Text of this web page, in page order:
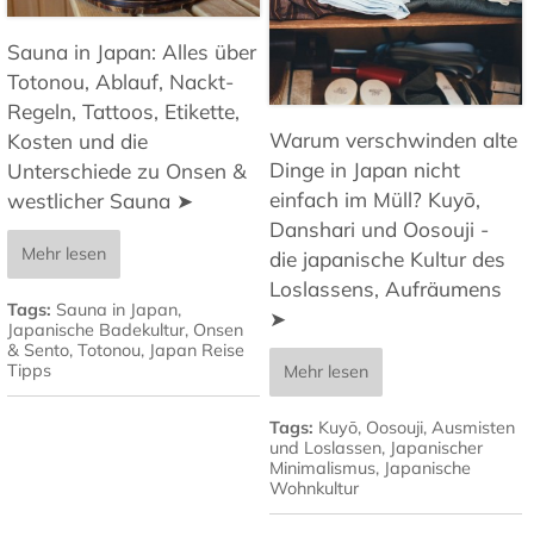
Sauna in Japan: Alles über
Totonou, Ablauf, Nackt-
Regeln, Tattoos, Etikette,
Kosten und die
Unterschiede zu Onsen &
westlicher Sauna ➤
Mehr lesen
Tags: Sauna in Japan,
Japanische Badekultur, Onsen
& Sento, Totonou, Japan Reise
Tipps
Warum verschwinden alte
Dinge in Japan nicht
einfach im Müll? Kuyō,
Danshari und Oosouji -
die japanische Kultur des
Loslassens, Aufräumens
➤
Mehr lesen
Tags: Kuyō, Oosouji, Ausmisten
und Loslassen, Japanischer
Minimalismus, Japanische
Wohnkultur